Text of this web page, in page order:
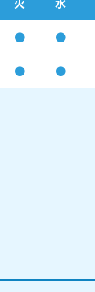
火 水
● ●
● ●